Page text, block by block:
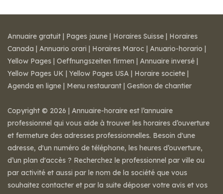
Annuaire gratuit | Pages jaune | Horaires Suisse | Horaires
Canada | Annuario orari | Horaires Maroc | Anuario-horario |
Yellow Pages | Oeffnungszeiten firmen | Annuaire inversé |
Yellow Pages UK | Yellow Pages USA | Horaire societe |
Agenda en ligne | Menu restaurant | Gestion de chantier
Copyright © 2026 | Annuaire-horaire est l’annuaire
professionnel qui vous aide à trouver les horaires d’ouverture
et fermeture des adresses professionnelles. Besoin d'une
adresse, d'un numéro de téléphone, les heures d’ouverture,
d’un plan d'accès ? Recherchez le professionnel par ville ou
par activité et aussi par le nom de la société que vous
souhaitez contacter et par la suite déposer votre avis et vos